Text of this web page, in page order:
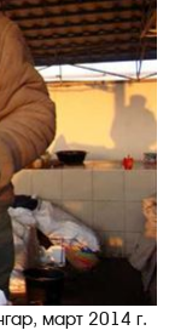
март 2014 г.